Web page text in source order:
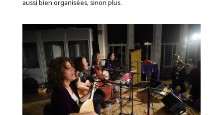
aussi bien organisées, sinon plus.